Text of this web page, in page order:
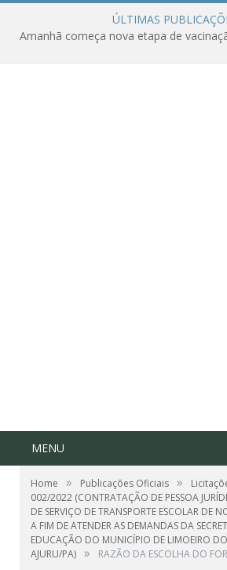
ÚLTIMAS
MENU
Home » Publicações Oficiais »
002/2022 (CONTRATAÇÃO DE PESSOA
DE SERVIÇO DE TRANSPORTE ESCOLAR DE
A FIM DE ATENDER AS DEMANDAS DA
EDUCAÇÃO DO MUNICÍPIO DE LIMOEIRO DO
AJURU/PA) » RAZÃO DA ESCOLHA DO